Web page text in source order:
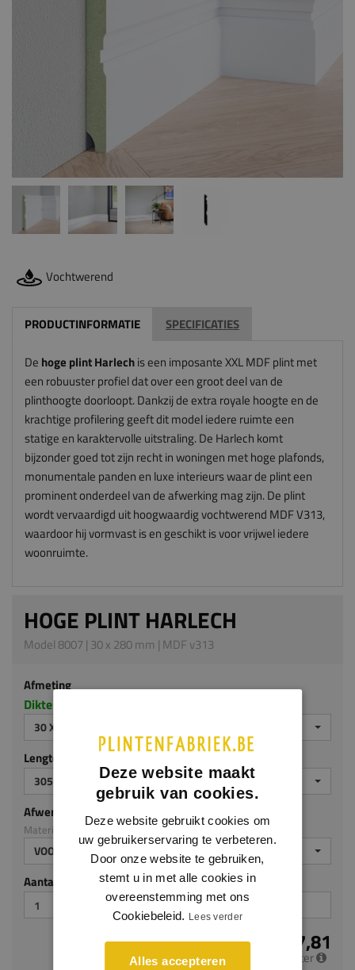
Vochtwerend
PRODUCTINFORMATIE SPECIFICATIES
De hoge plint Harlechis een imposante XXL MDF plint met
een robuuster profiel dat over een groot deel van de
plinthoogte doorloopt. Dankzij de extra royale hoogte en de
krachtige profilering geeft dit model iedere ruimte een
statige en karaktervolle uitstraling. De Harlech komt
bijzonder goed tot zijn recht in woningen met hoge plafonds,
monumentale panden en luxe interieurs waar de plint een
prominent onderdeel van de afwerking mag zijn. De plint
wordt vervaardigd uit hoogwaardig vochtwerend MDF V313,
waardoor hij vormvast is en geschikt is voor vrijwel iedere
woonruimte.
HOGE PLINT HARLECH
Model 8007 | 30 x 280 mm | MDF v313
Afmeting
Dikte x hoogte in millimeters
30 X 280 MM
Lengte (mm)
3050
Afwerking
Materiaal: MDF v313
VOORGELAKT
Aantal stuks
€ 27,81
per meter
Deze website maakt
gebruik van cookies.
Deze website gebruikt cookies om
uw gebruikerservaring te verbeteren.
Door onze website te gebruiken,
stemt u in met alle cookies in
overeenstemming met ons
Cookiebeleid. Lees verder
Alles accepteren